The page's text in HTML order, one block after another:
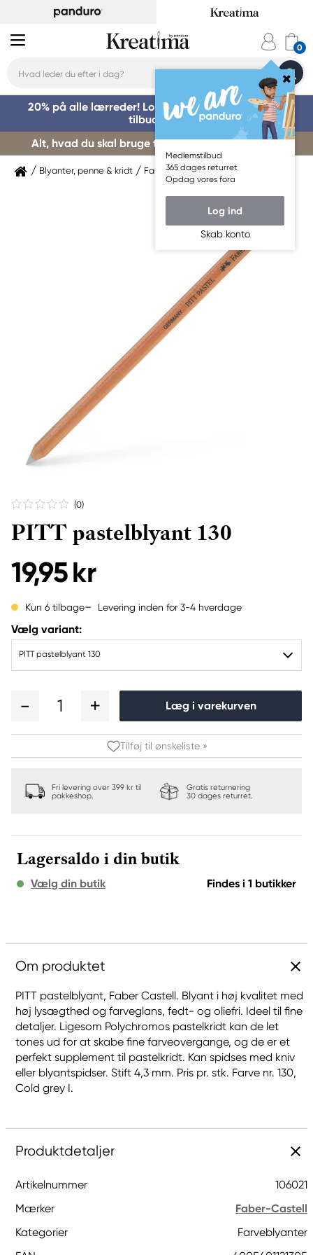
Medlemstilbud
365 dages returret
Opdag vores fora
Log ind
Skab konto
20% på alle lærreder! Log på for at benytte dig af
tilbuddet »
Alt, hvad du skal bruge til kursusstart – køb her »
Blyanter, penne & kridt Farveblyanter Faber-Castell
(0)
PITT pastelblyant 130
19,95 kr
Kun 6 tilbage Levering inden for 3-4 hverdage
Vælg variant:
PITT pastelblyant 130
1 Læg i varekurven
Tilføj til ønskeliste »
Fri levering over 399 kr til
pakkeshop.
Gratis returnering
30 dages returret.
Lagersaldo i din butik
Vælg din butik Findes i 1 butikker
Om produktet
PITT pastelblyant, Faber Castell. Blyant i høj kvalitet med
høj lysægthed og farveglans, fedt- og oliefri. Ideel til fine
detaljer. Ligesom Polychromos pastelkridt kan de let
tones ud for at skabe fine farveovergange, og de er et
perfekt supplement til pastelkridt. Kan spidses med kniv
eller blyantspidser. Stift 4,3 mm. Pris pr. stk. Farve nr. 130,
Cold grey I.
Produktdetaljer
Artikelnummer
106021
Mærker
Faber-Castell
Kategorier
Farveblyanter